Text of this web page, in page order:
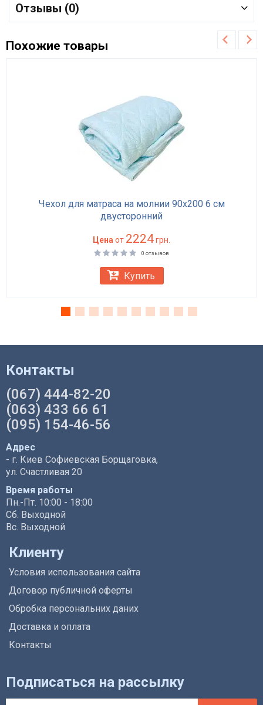
Отзывы (0)
Похожие товары
Чехол для матраса на молнии 90х200 6 см
двусторонний
Цена от 2224грн.
0 отзывов
Купить
Контакты
(067) 444-82-20
(063) 433 66 61
(095) 154-46-56
Адрес
- г. Киев Софиевская Борщаговка,
ул. Счастливая 20
Время работы
Пн.-Пт. 10:00 - 18:00
Сб. Выходной
Вс. Выходной
Клиенту
Условия использования сайта
Договор публичной оферты
Обробка персональних даних
Доставка и оплата
Контакты
Подписаться на рассылку